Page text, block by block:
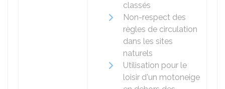
classés
Non-respect des
règles de circulation
dans les sites
naturels
Utilisation pour le
loisir d'un motoneige